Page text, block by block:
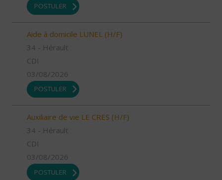
POSTULER
Aide à domicile LUNEL (H/F)
34 - Hérault
CDI
03/08/2026
POSTULER
Auxiliaire de vie LE CRES (H/F)
34 - Hérault
CDI
03/08/2026
POSTULER